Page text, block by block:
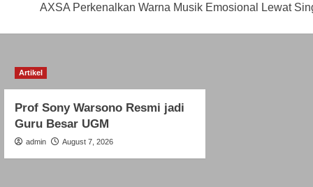
AXSA Perkenalkan Warna Musik Emosional Lewat
Artikel
Prof Sony Warsono Resmi jadi
Guru Besar UGM
admin August 7, 2026